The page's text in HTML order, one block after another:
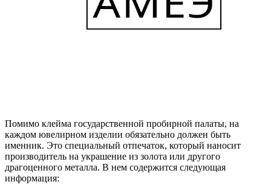
Помимо клейма государственной пробирной палаты, на
каждом ювелирном изделии обязательно должен быть
именник. Это специальный отпечаток, который наносит
производитель на украшение из золота или другого
драгоценного металла. В нем содержится следующая
информация: